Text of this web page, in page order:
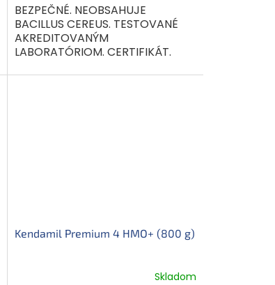
BEZPEČNÉ. NEOBSAHUJE
BACILLUS CEREUS. TESTOVANÉ
AKREDITOVANÝM
LABORATÓRIOM. CERTIFIKÁT.
prášku s baktériami mliečneho
Kendamil Premium 4 HMO+ (800 g)
Skladom